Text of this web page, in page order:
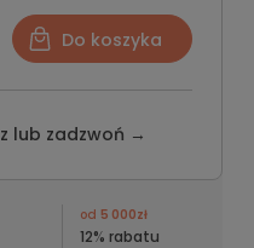
Do koszyka
lub zadzwoń →
od 5 000zł
12% rabatu